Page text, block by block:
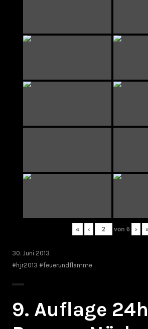
« ‹ von 6 ›
30. Juni 2013
#hjr2013 #feuerundflamme
9. Auflage 24h